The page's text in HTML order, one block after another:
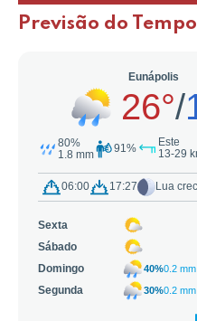
Previsão do Tempo